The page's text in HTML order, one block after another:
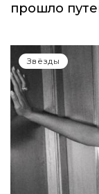
прошло
Звёзды